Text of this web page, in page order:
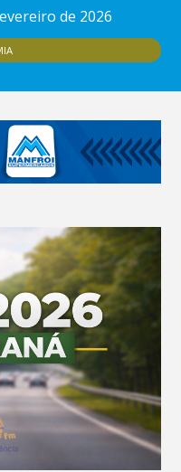
de 2026